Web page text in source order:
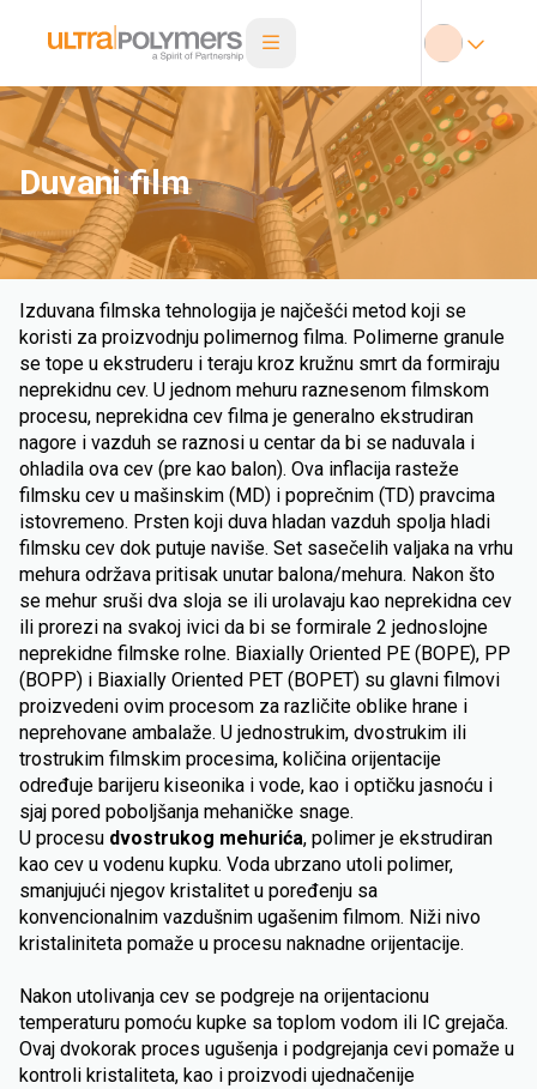
Duvani film
Izduvana filmska tehnologija je najčešći metod koji se
koristi za proizvodnju polimernog filma. Polimerne granule
se tope u ekstruderu i teraju kroz kružnu smrt da formiraju
neprekidnu cev. U jednom mehuru raznesenom filmskom
procesu, neprekidna cev filma je generalno ekstrudiran
nagore i vazduh se raznosi u centar da bi se naduvala i
ohladila ova cev (pre kao balon). Ova inflacija rasteže
filmsku cev u mašinskim (MD) i poprečnim (TD) pravcima
istovremeno. Prsten koji duva hladan vazduh spolja hladi
filmsku cev dok putuje naviše. Set sasečelih valjaka na vrhu
mehura održava pritisak unutar balona/mehura. Nakon što
se mehur sruši dva sloja se ili urolavaju kao neprekidna cev
ili prorezi na svakoj ivici da bi se formirale 2 jednoslojne
neprekidne filmske rolne. Biaxially Oriented PE (BOPE), PP
(BOPP) i Biaxially Oriented PET (BOPET) su glavni filmovi
proizvedeni ovim procesom za različite oblike hrane i
neprehovane ambalaže. U jednostrukim, dvostrukim ili
trostrukim filmskim procesima, količina orijentacije
određuje barijeru kiseonika i vode, kao i optičku jasnoću i
sjaj pored poboljšanja mehaničke snage.
U procesu dvostrukog mehurića, polimer je ekstrudiran
kao cev u vodenu kupku. Voda ubrzano utoli polimer,
smanjujući njegov kristalitet u poređenju sa
konvencionalnim vazdušnim ugašenim filmom. Niži nivo
kristaliniteta pomaže u procesu naknadne orijentacije.
Nakon utolivanja cev se podgreje na orijentacionu
temperaturu pomoću kupke sa toplom vodom ili IC grejača.
Ovaj dvokorak proces ugušenja i podgrejanja cevi pomaže u
kontroli kristaliteta, kao i proizvodi ujednačenije